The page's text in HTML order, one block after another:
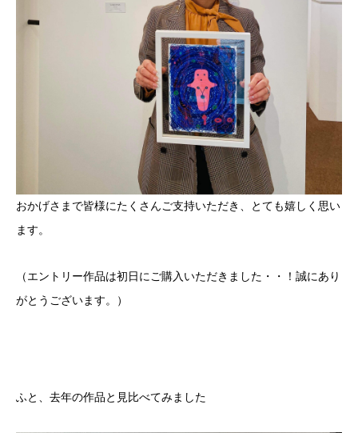
おかげさまで皆様にたくさんご支持いただき、とても嬉しく思い
ます。
（エントリー作品は初日にご購入いただきました・・！誠にあり
がとうございます。）
ふと、去年の作品と見比べてみました